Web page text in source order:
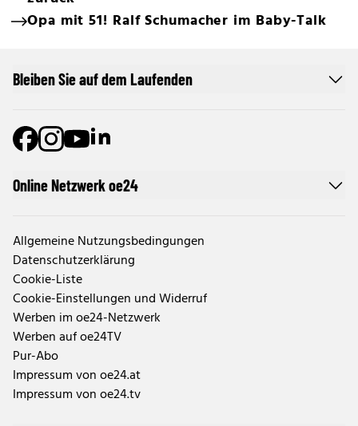
Opa mit 51! Ralf Schumacher im Baby-Talk
Online Netzwerk oe24
Allgemeine Nutzungsbedingungen
Datenschutzerklärung
Cookie-Liste
Cookie-Einstellungen und Widerruf
Werben im oe24-Netzwerk
Werben auf oe24TV
Pur-Abo
Impressum von oe24.at
Impressum von oe24.tv
Bleiben Sie auf dem Laufenden